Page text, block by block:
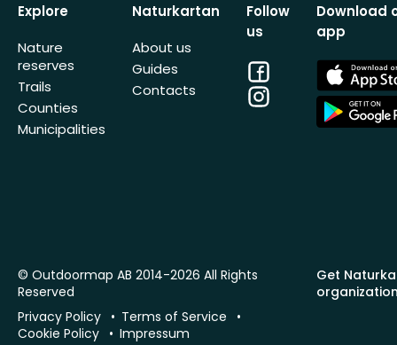
Explore
Nature
reserves
Trails
Counties
Municipalities
Naturkartan
About us
Guides
Contacts
Follow
us
Facebook
Instagram
Download
app
App
Store
App
Store
Get
© Outdoormap AB 2014-2026 All Rights
Reserved
Privacy Policy
Terms of Service
Cookie Policy
Impressum